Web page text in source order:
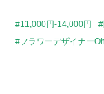
11,000円-14,000円
フラワーデザイナー